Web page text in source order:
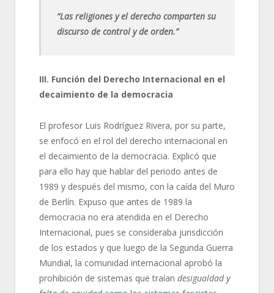
“Las religiones y el derecho comparten su
discurso de control y de orden.”
III. Función del Derecho Internacional en el
decaimiento de la democracia
El profesor Luis Rodríguez Rivera, por su parte,
se enfocó en el rol del derecho internacional en
el decaimiento de la democracia. Explicó que
para ello hay que hablar del periodo antes de
1989 y después del mismo, con la caída del Muro
de Berlín. Expuso que antes de 1989 la
democracia no era atendida en el Derecho
Internacional, pues se consideraba jurisdicción
de los estados y que luego de la Segunda Guerra
Mundial, la comunidad internacional aprobó la
prohibición de sistemas que traían desigualdad y